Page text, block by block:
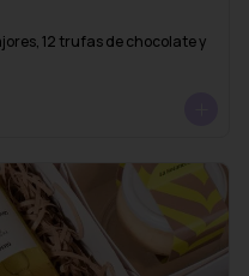
12 trufas de chocolate y